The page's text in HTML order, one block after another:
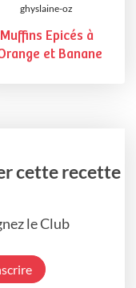
ghyslaine-oz
Muffins Epicés à
et Banane
cette recette
le Club